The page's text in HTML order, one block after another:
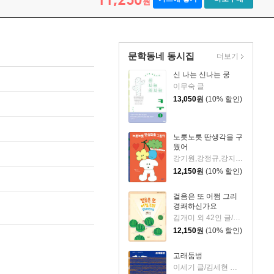
문학동네 동시집
신 나는 신나는 쿵
이무숙 글
13,050원 (10% 할인)
노릇노릇 딴생각을 구
웠어
강기원,강정규,강지인 등 글
12,150원 (10% 할인)
걸음은 또 어쩜 그리
경쾌하신가요
김개미 외 42인 글/송선옥 외 20인 그림
12,150원 (10% 할인)
고래둠벙
이세기 글/김세현 그림
더보기